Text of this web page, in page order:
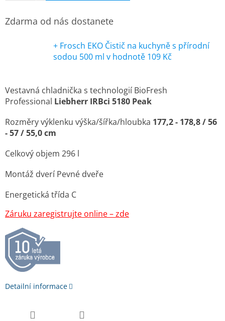
Zdarma od nás dostanete
+ Frosch EKO Čistič na kuchyně s přírodní
sodou 500 ml v hodnotě 109 Kč
Vestavná chladnička s technologií BioFresh
Professional Liebherr IRBci 5180 Peak
Rozměry výklenku výška/šířka/hloubka 177,2 - 178,8 / 56
- 57 / 55,0 cm
Celkový objem 296 l
Montáž dverí Pevné dveře
Energetická třída C
Záruku zaregistrujte online – zde
Detailní informace